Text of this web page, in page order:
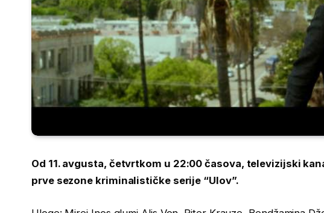
Od 11. avgusta, četvrtkom u 22:00 časova, televizijski
prve sezone kriminalističke serije “Ulov”.